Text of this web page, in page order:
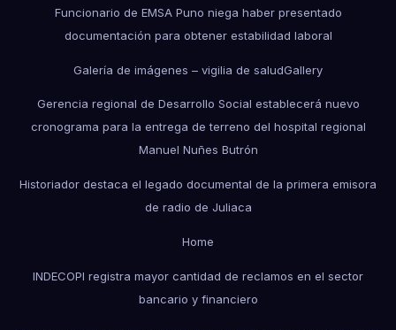
Funcionario de EMSA Puno niega haber presentado
documentación para obtener estabilidad laboral
Galería de imágenes – vigilia de saludGallery
Gerencia regional de Desarrollo Social establecerá nuevo
cronograma para la entrega de terreno del hospital regional
Manuel Nuñes Butrón
Historiador destaca el legado documental de la primera emisora
de radio de Juliaca
Home
INDECOPI registra mayor cantidad de reclamos en el sector
bancario y financiero